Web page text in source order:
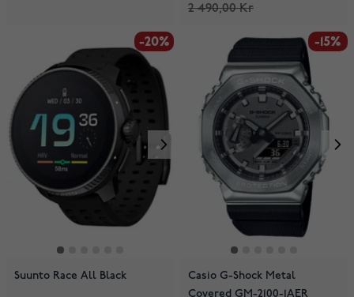
2 490,00 Kr
-20%
Suunto Race All Black
-15%
Casio G-Shock Metal
Covered GM-2100-1AER